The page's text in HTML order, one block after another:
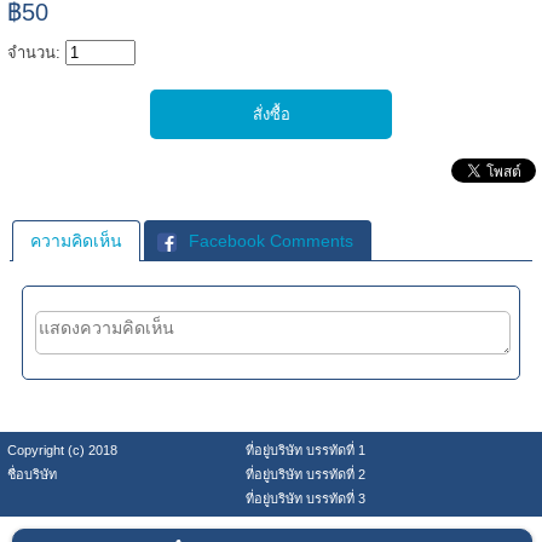
฿50
จำนวน:
ความคิดเห็น Facebook Comments
Copyright (c) 2018
ที่อยู่บริษัท บรรทัดที่ 1
ชื่อบริษัท
ที่อยู่บริษัท บรรทัดที่ 2
ที่อยู่บริษัท บรรทัดที่ 3